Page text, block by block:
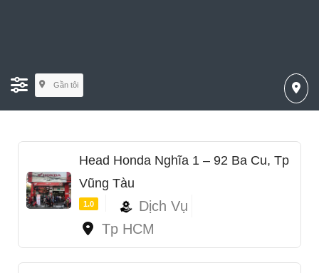
Gần tôi
Head Honda Nghĩa 1 – 92 Ba Cu, Tp
Vũng Tàu
1.0
Dịch Vụ
Tp HCM